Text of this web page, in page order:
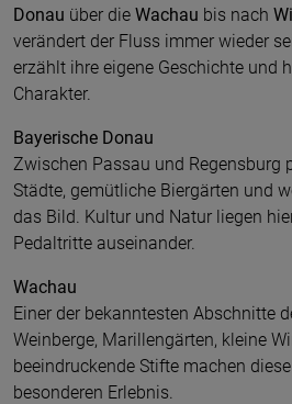
Donau über die Wachau bis nach
verändert der Fluss immer wieder
erzählt ihre eigene Geschichte und
Charakter.
Bayerische Donau
Zwischen Passau und Regensburg
Städte, gemütliche Biergärten und
das Bild. Kultur und Natur liegen
Pedaltritte auseinander.
Wachau
Einer der bekanntesten Abschnitte
Weinberge, Marillengärten, kleine
beeindruckende Stifte machen
besonderen Erlebnis.